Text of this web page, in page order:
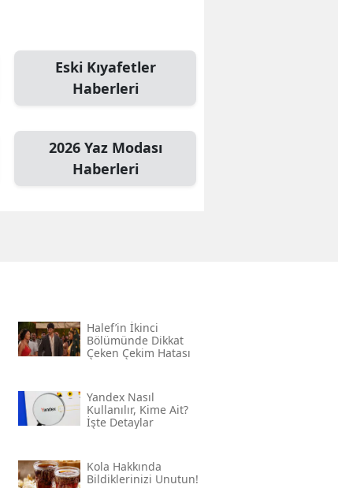
Eski Kıyafetler
Haberleri
2026 Yaz Modası
Haberleri
Halef’in İkinci
Bölümünde Dikkat
Çeken Çekim Hatası
Yandex Nasıl
Kullanılır, Kime Ait?
İşte Detaylar
Kola Hakkında
Bildiklerinizi Unutun!